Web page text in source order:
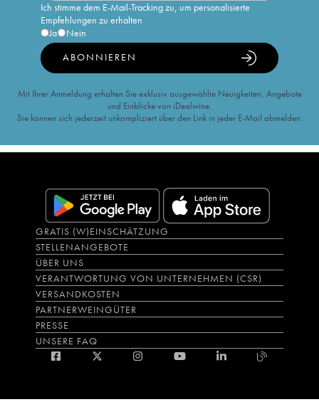
Ich stimme dem E-Mail-Tracking zu, um personalisierte
Empfehlungen zu erhalten
Ja
Nein
ABONNIEREN
Mit Ihrer Anmeldung erhalten Sie exklusiv ausgewählte Neuigkeiten, Angebote
und Einblicke von iDealwine.
Sie können sich jederzeit unkompliziert über den Link in jeder E-Mail abmelden.
GRATIS (W)EINSCHÄTZUNG
STELLENANGEBOTE
ÜBER UNS
VERANTWORTUNG VON UNTERNEHMEN (CSR)
VERSANDKOSTEN
PARTNERWEINGÜTER
PRESSE
UNSERE FAQ